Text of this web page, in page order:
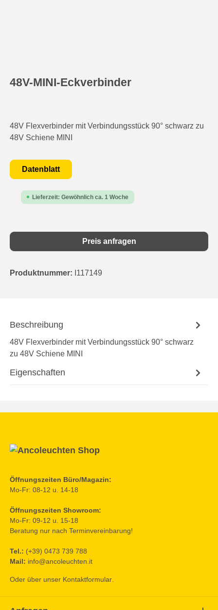
48V-MINI-Eckverbinder
48V Flexverbinder mit Verbindungsstück 90° schwarz zu
48V Schiene MINI
Datenblatt
Lieferzeit: Gewöhnlich ca. 1 Woche
Preis anfragen
Produktnummer: I117149
Beschreibung
48V Flexverbinder mit Verbindungsstück 90° schwarz
zu 48V Schiene MINI
Eigenschaften
Öffnungszeiten Büro/Magazin:
Mo-Fr: 08-12 u. 14-18
Öffnungszeiten Showroom:
Mo-Fr: 09-12 u. 15-18
Beratung nur nach Terminvereinbarung!
Tel.: (+39) 0473 739 788
Mail: info@ancoleuchten.it
Oder über unser Kontaktformular